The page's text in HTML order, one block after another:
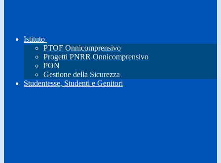
Istituto
PTOF Onnicomprensivo
Progetti PNRR Onnicomprensivo
PON
Gestione della Sicurezza
Studentesse, Studenti e Genitori